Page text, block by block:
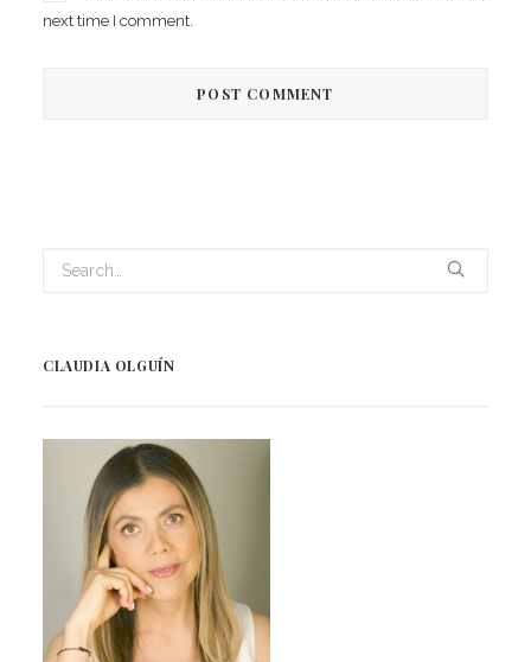
next time I comment.
CLAUDIA OLGUÍN